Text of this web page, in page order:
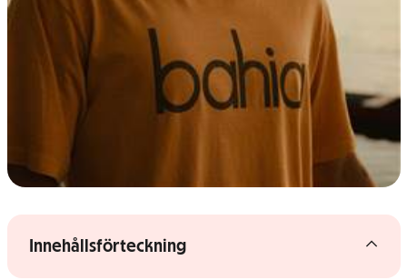
Gå vidare till artikelns
Visa/dölj innehållsförteckning
Innehållsförteckning